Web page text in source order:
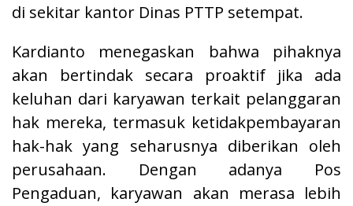
di sekitar kantor Dinas PTTP setempat.
Kardianto menegaskan bahwa pihaknya
akan bertindak secara proaktif jika ada
keluhan dari karyawan terkait pelanggaran
hak mereka, termasuk ketidakpembayaran
hak-hak yang seharusnya diberikan oleh
perusahaan. Dengan adanya Pos
Pengaduan, karyawan akan merasa lebih